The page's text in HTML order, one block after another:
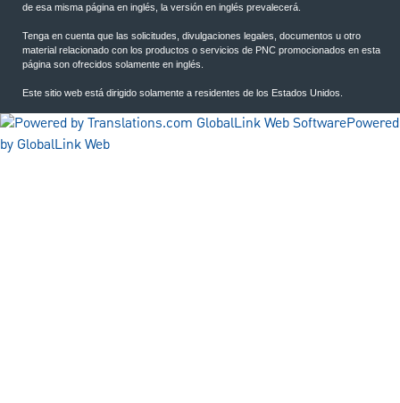
de esa misma página en inglés, la versión en inglés prevalecerá.
Tenga en cuenta que las solicitudes, divulgaciones legales, documentos u otro
material relacionado con los productos o servicios de PNC promocionados en esta
página son ofrecidos solamente en inglés.
Este sitio web está dirigido solamente a residentes de los Estados Unidos.
Powered
by GlobalLink Web